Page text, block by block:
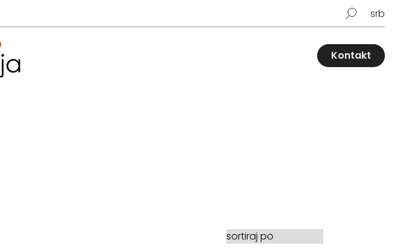
srb
Kontakt